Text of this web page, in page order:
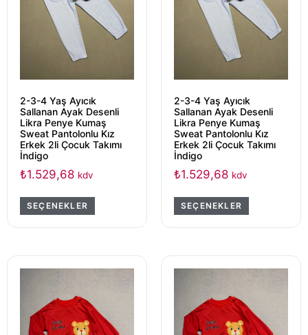
2-3-4 Yaş Ayıcık
Sallanan Ayak Desenli
Likra Penye Kumaş
Sweat Pantolonlu Kız
Erkek 2li Çocuk Takımı
İndigo
₺1.529,68 kdv
SEÇENEKLER
2-3-4 Yaş Ayıcık
Sallanan Ayak Desenli
Likra Penye Kumaş
Sweat Pantolonlu Kız
Erkek 2li Çocuk Takımı
İndigo
₺1.529,68 kdv
SEÇENEKLER